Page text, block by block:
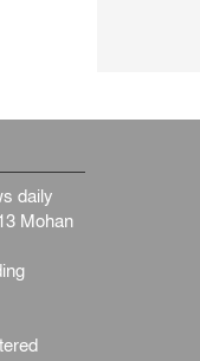
daily
Mohan